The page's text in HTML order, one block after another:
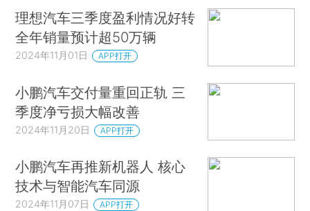
理想汽车三季度盈利情况好转
全年销量预计超50万辆
2024年11月01日 APP打开
小鹏汽车交付量重回正轨 三
季度净亏损大幅改善
2024年11月20日 APP打开
小鹏汽车再推新机器人 核心
技术与智能汽车同源
2024年11月07日 APP打开